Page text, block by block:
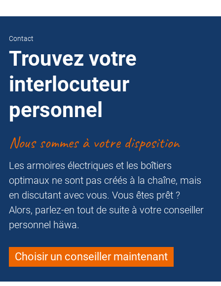
Contact
Trouvez votre
interlocuteur
personnel
Nous sommes à votre disposition
Les armoires électriques et les boîtiers
optimaux ne sont pas créés à la chaîne, mais
en discutant avec vous. Vous êtes prêt ?
Alors, parlez-en tout de suite à votre conseiller
personnel häwa.
Choisir un conseiller maintenant